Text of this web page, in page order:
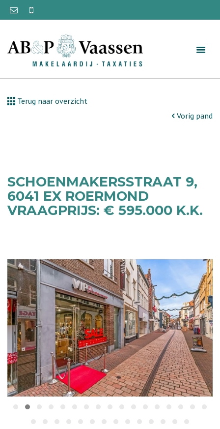
Terug naar overzicht
Vorig pand
SCHOENMAKERSSTRAAT 9,
6041 EX ROERMOND
VRAAGPRIJS: € 595.000 K.K.